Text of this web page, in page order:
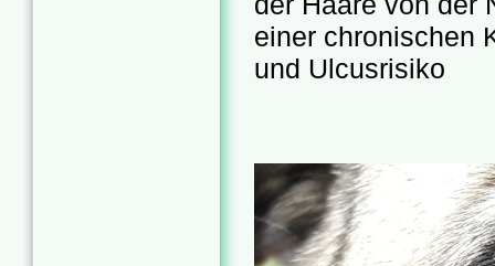
einer chronischen
und Ulcusrisiko